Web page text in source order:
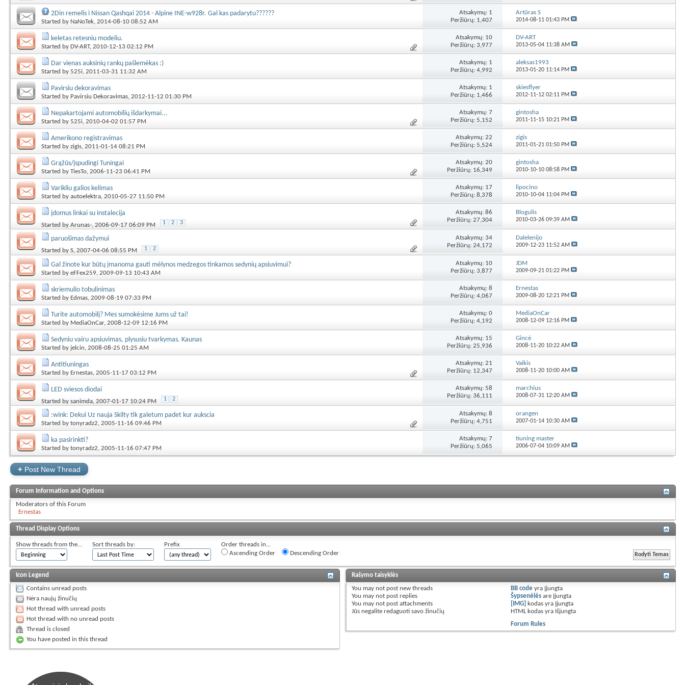
2Din remelis i Nissan Qashqai 2014 - Alpine INE-w928r. Gal kas padarytu??????
Started by NaNoTek, 2014-08-10 08:52 AM
Atsakymų: 1
Peržiūrų: 1,407
Artūras S
2014-08-1101:43 PM
keletas retesniu modeliu.
Started by DV-ART, 2010-12-13 02:12 PM
Atsakymų: 10
Peržiūrų: 3,977
DV-ART
2013-05-04 11:38 AM
Dar vienas auksinių rankų pašlemėkas :)
Started by 525i, 2011-03-31 11:32 AM
Atsakymų: 1
Peržiūrų: 4,992
aleksas1993
2013-01-20 11:14 PM
Pavirsiu dekoravimas
Started by Pavirsiu Dekoravimas, 2012-11-12 01:30 PM
Atsakymų: 1
Peržiūrų: 1,466
skiesflyer
2012-11-1202:11 PM
Nepakartojami automobilių išdarkymai...
Started by 525i, 2010-04-02 01:57 PM
Atsakymų: 7
Peržiūrų: 5,152
gintosha
2011-11-15 10:21 PM
Amerikono registravimas
Started by zigis, 2011-01-14 08:21 PM
Atsakymų: 22
Peržiūrų: 5,524
zigis
2011-01-2101:50 PM
Grąžūs/įspudingi Tuningai
Started by TiesTo, 2006-11-23 06:41 PM
Atsakymų: 20
Peržiūrų: 16,349
gintosha
2010-10-1008:58 PM
Varikliu galios kelimas
Started by autoelektra, 2010-05-27 11:50 PM
Atsakymų: 17
Peržiūrų: 8,378
lipocino
2010-10-04 11:04 PM
įdomus linkai su instalecija
Started by Arunas-, 2006-09-17 06:09 PM 1 2 3
Atsakymų: 86
Peržiūrų: 27,304
Blogulis
2010-03-2609:39 AM
paruošimas dažymui
Started by S, 2007-04-06 08:55 PM 1 2
Atsakymų: 34
Peržiūrų: 24,172
Dalelenijo
2009-12-23 11:52 AM
Gal žinote kur būtų įmanoma gauti mėlynos medzegos tinkamos sedynių apsiuvimui?
Started by eFFex259 , 2009-09-13 10:43 AM
Atsakymų: 10
Peržiūrų: 3,877
JDM
2009-09-2101:22 PM
skriemulio tobulinimas
Started by Edmas , 2009-08-19 07:33 PM
Atsakymų: 8
Peržiūrų: 4,067
Ernestas
2009-08-20 12:21 PM
Turite automobilį? Mes sumokėsime Jums už tai!
Started by MediaOnCar, 2008-12-09 12:16 PM
Atsakymų: 0
Peržiūrų: 4,192
MediaOnCar
2008-12-09 12:16 PM
Sedyniu vairu apsiuvimas, plysusiu tvarkymas. Kaunas
Started by jelcin , 2008-08-25 01:25 AM
Atsakymų: 15
Peržiūrų: 25,936
Gincė
2008-11-20 10:22 AM
Antitiuningas
Started by Ernestas , 2005-11-17 03:12 PM
Atsakymų: 21
Peržiūrų: 12,347
Vaikis
2008-11-20 10:00 AM
LED sviesos diodai
Started by sanimda, 2007-01-17 10:24 PM 1 2
Atsakymų: 58
Peržiūrų: 36,111
marchius
2008-07-31 12:20 AM
:wink: Dekui Uz nauja Skilty tik galetum padet kur aukscia
Started by tonyradz2, 2005-11-16 09:46 PM
Atsakymų: 8
Peržiūrų: 4,751
orangen
2007-01-14 10:30 AM
ka pasirinkti?
Started by tonyradz2, 2005-11-16 07:47 PM
Atsakymų: 7
Peržiūrų: 5,065
tiuning master
2006-07-04 10:09 AM
+ Post New Thread
Forum Information and Options
Moderators of this Forum
Ernestas
Thread Display Options
Show threads from the... Sort threads by: Prefix
Order threads in...
Ascending Order
Descending Order
Icon Legend
Contains unread posts
Nėra naujų žinučių
Hot thread with unread posts
Hot thread with no unread posts
Thread is closed
You have posted in this thread
Rašymo taisyklės
You may notpost new threads
You may notpost replies
You may notpost attachments
Jūs negaliteredaguoti savo žinučių
BB code yra Įjungta
Šypsenėlės are Įjungta
[IMG] kodas yra Įjungta
HTML kodas yra Išjungta
Forum Rules